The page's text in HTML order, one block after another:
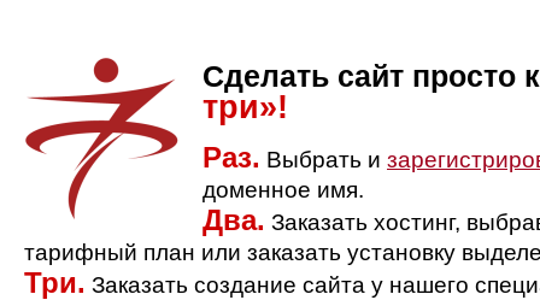
Сделать сайт просто
три»!
Раз. Выбрать и
доменное имя.
Два. Заказать хостинг,
тарифный план или заказать установку
Три. Заказать создание сайта у нашего